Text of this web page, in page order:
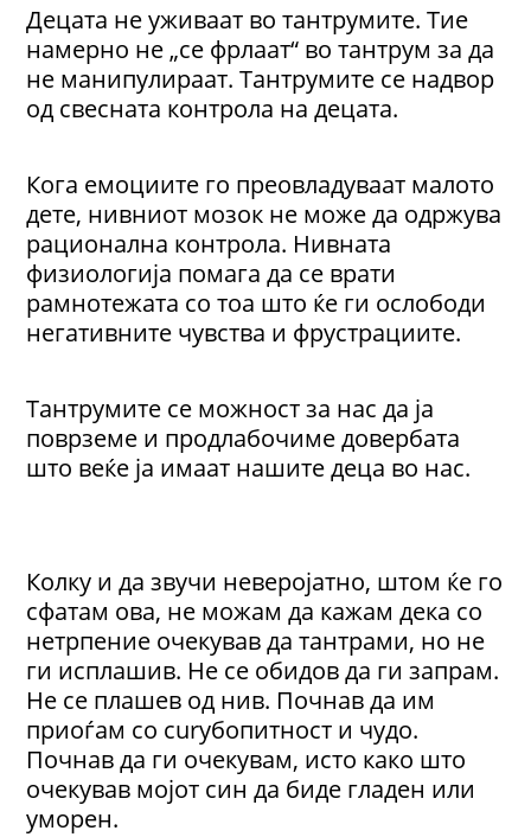
Децата не уживаат во тантрумите. Тие
намерно не „се фрлаат“ во тантрум за да
не манипулираат. Тантрумите се надвор
од свесната контрола на децата.
Кога емоциите го преовладуваат малото
дете, нивниот мозок не може да одржува
рационална контрола. Нивната
физиологија помага да се врати
рамнотежата со тоа што ќе ги ослободи
негативните чувства и фрустрациите.
Tантрумите се можност за нас да ја
поврземе и продлабочиме довербата
што веќе ја имаат нашите деца во нас.
Колку и да звучи неверојатно, штом ќе го
сфатам ова, не можам да кажам дека со
нетрпение очекував да тантрами, но не
ги исплашив. Не се обидов да ги запрам.
Не се плашев од нив. Почнав да им
приоѓам со curубопитност и чудо.
Почнав да ги очекувам, исто како што
очекував мојот син да биде гладен или
уморен.